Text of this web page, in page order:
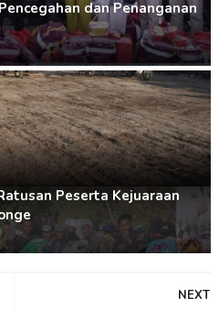
dan Penanganan
Peserta Kejuaraan
NEXT